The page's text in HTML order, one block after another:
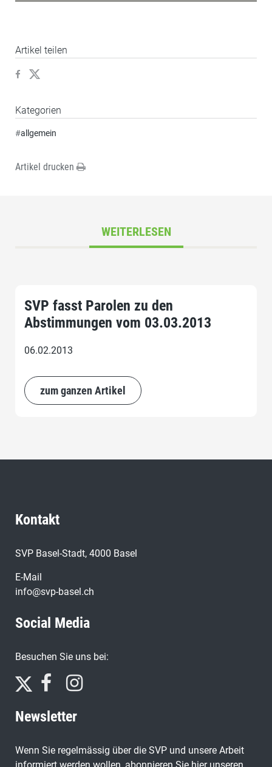
Artikel teilen
Kategorien
#allgemein
Artikel drucken
WEITERLESEN
SVP fasst Parolen zu den
Abstimmungen vom 03.03.2013
06.02.2013
zum ganzen Artikel
Kontakt
SVP Basel-Stadt, 4000 Basel
E-Mail
info@svp-basel.ch
Social Media
Besuchen Sie uns bei:
Newsletter
Wenn Sie regelmässig über die SVP und unsere Arbeit